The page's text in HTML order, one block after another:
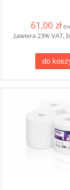
61,00 zł
zawiera 23% VAT,
do